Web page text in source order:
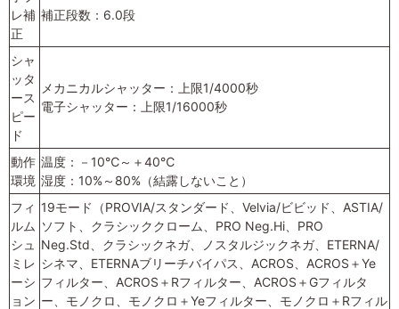
レ補
正
補正段数：6.0段
シャ
ッタ
ース
ピー
ド
メカニカルシャッター：上限1/4000秒
電子シャッター：上限1/16000秒
動作
環境
温度：－10℃～＋40℃
湿度：10%～80%（結露しないこと）
フィ
ルム
シュ
ミレ
ーシ
ョン
19モード（PROVIA/スタンダード、Velvia/ビビッド、ASTIA/
ソフト、クラシッククローム、PRO Neg.Hi、PRO
Neg.Std、クラシックネガ、ノスタルジックネガ、ETERNA/
シネマ、ETERNAブリーチバイパス、ACROS、ACROS＋Ye
フィルター、ACROS＋Rフィルター、ACROS＋Gフィルタ
ー、モノクロ、モノクロ＋Yeフィルター、モノクロ＋Rフィル